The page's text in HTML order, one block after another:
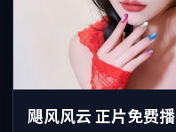
飓风风云 正片免费播